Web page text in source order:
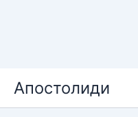
содержимому
Апостолиди